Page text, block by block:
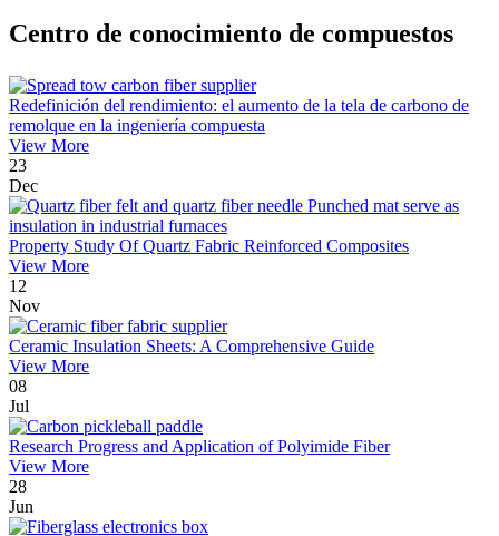
Centro de conocimiento de compuestos
Redefinición del rendimiento: el aumento de la tela de carbono de
remolque en la ingeniería compuesta
View More
23
Dec
Property Study Of Quartz Fabric Reinforced Composites
View More
12
Nov
Ceramic Insulation Sheets: A Comprehensive Guide
View More
08
Jul
Research Progress and Application of Polyimide Fiber
View More
28
Jun